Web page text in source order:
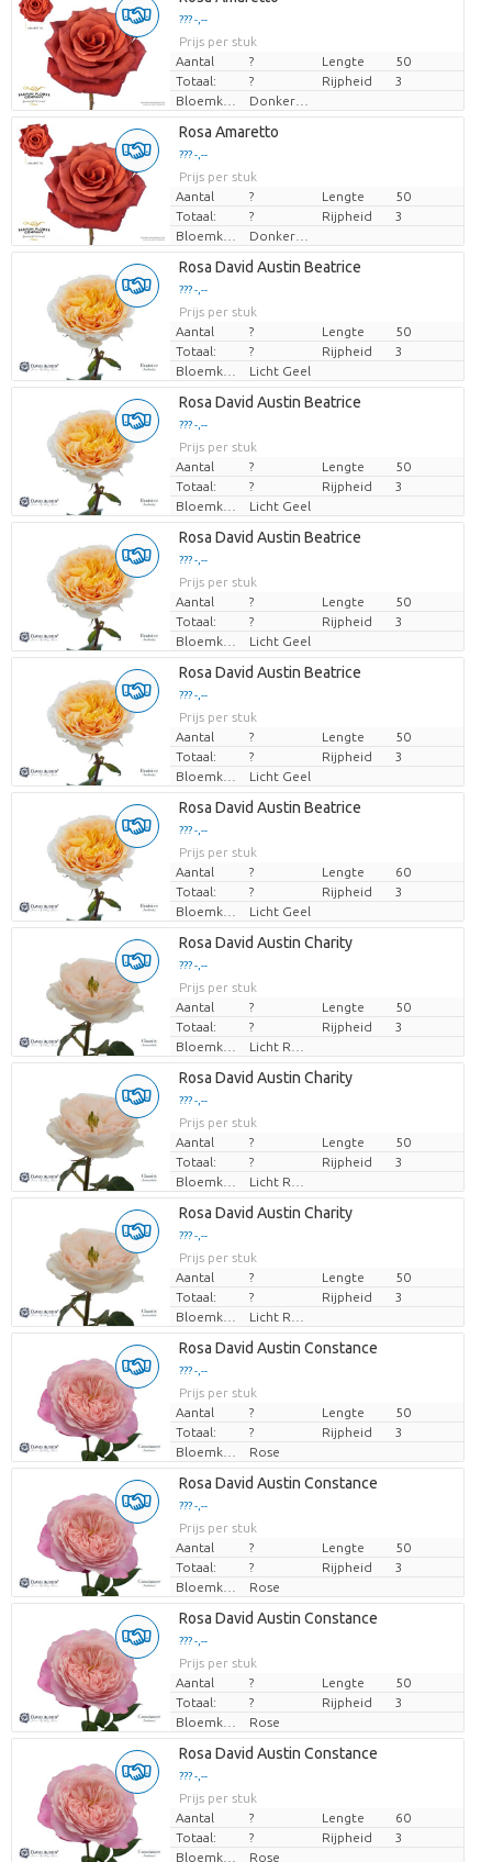
Laden...
??? -,--
Prijs per stuk
Rosa David Austin Constance
??? -,--
Prijs per stuk
Aantal
? Lengte
60
Totaal:
? Rijpheid
3
Bloemkleur
Rose
??? -,--
Prijs per stuk
Laden...
??? -,--
Prijs per stuk
Laden...
??? -,--
Prijs per stuk
Laden...
??? -,--
Prijs per stuk
Laden...
??? -,--
Prijs per stuk
Laden...
??? -,--
Prijs per stuk
Laden...
??? -,--
Prijs per stuk
Laden...
??? -,--
Prijs per stuk
Laden...
??? -,--
Prijs per stuk
Laden...
??? -,--
Prijs per stuk
Laden...
??? -,--
Prijs per stuk
Laden...
??? -,--
Prijs per stuk
Laden...
??? -,--
Prijs per stuk
??? -,--
Prijs per stuk
Aantal
? Lengte
50
Totaal:
? Rijpheid
3
Bloemkleur
Donkerbruin
Rosa Amaretto
??? -,--
Prijs per stuk
Aantal
? Lengte
50
Totaal:
? Rijpheid
3
Bloemkleur
Donkerbruin
Rosa David Austin Beatrice
??? -,--
Prijs per stuk
Aantal
? Lengte
50
Totaal:
? Rijpheid
3
Bloemkleur
Licht Geel
Rosa David Austin Beatrice
??? -,--
Prijs per stuk
Aantal
? Lengte
50
Totaal:
? Rijpheid
3
Bloemkleur
Licht Geel
Rosa David Austin Beatrice
??? -,--
Prijs per stuk
Aantal
? Lengte
50
Totaal:
? Rijpheid
3
Bloemkleur
Licht Geel
Rosa David Austin Beatrice
??? -,--
Prijs per stuk
Aantal
? Lengte
50
Totaal:
? Rijpheid
3
Bloemkleur
Licht Geel
Rosa David Austin Beatrice
??? -,--
Prijs per stuk
Aantal
? Lengte
60
Totaal:
? Rijpheid
3
Bloemkleur
Licht Geel
Rosa David Austin Charity
??? -,--
Prijs per stuk
Aantal
? Lengte
50
Totaal:
? Rijpheid
3
Bloemkleur
Rosa David Austin Charity
??? -,--
Prijs per stuk
Aantal
? Lengte
50
Totaal:
? Rijpheid
3
Bloemkleur
Rosa David Austin Charity
??? -,--
Prijs per stuk
Aantal
? Lengte
50
Totaal:
? Rijpheid
3
Bloemkleur
Rosa David Austin Constance
??? -,--
Prijs per stuk
Aantal
? Lengte
50
Totaal:
? Rijpheid
3
Bloemkleur
Rose
Rosa David Austin Constance
??? -,--
Prijs per stuk
Aantal
? Lengte
50
Totaal:
? Rijpheid
3
Bloemkleur
Rose
Rosa David Austin Constance
??? -,--
Prijs per stuk
Aantal
? Lengte
50
Totaal:
? Rijpheid
3
Bloemkleur
Rose